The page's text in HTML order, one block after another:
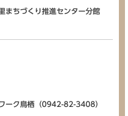
まちづくり推進センター分館
ーク鳥栖（0942-82-3408）